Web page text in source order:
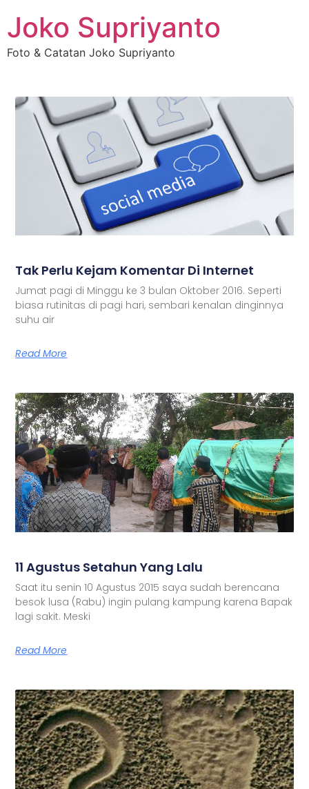
Joko Supriyanto
Foto & Catatan Joko Supriyanto
Tak Perlu Kejam Komentar Di Internet
Jumat pagi di Minggu ke 3 bulan Oktober 2016. Seperti
biasa rutinitas di pagi hari, sembari kenalan dinginnya
suhu air
Read More
11 Agustus Setahun Yang Lalu
Saat itu senin 10 Agustus 2015 saya sudah berencana
besok lusa (Rabu) ingin pulang kampung karena Bapak
lagi sakit. Meski
Read More